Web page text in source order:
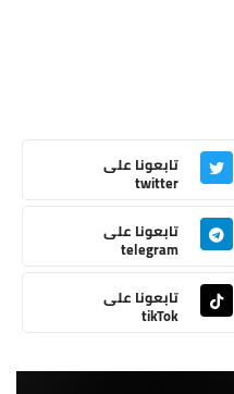
تابعونا على
twitter
تابعونا على
telegram
تابعونا على
tikTok